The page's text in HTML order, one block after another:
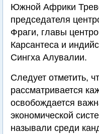
Южной Африки
председателя
Фраги, главы
Карсантеса и
Сингха Алувалии.
Следует отметить,
рассматривается
освобождается
экономической
называли среди